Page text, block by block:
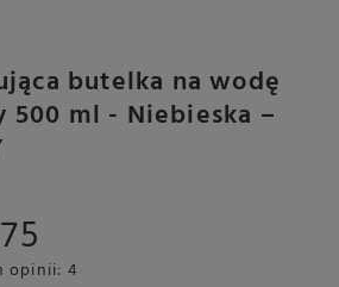
butelka na wodę
500 ml - Niebieska –
opinii: 4